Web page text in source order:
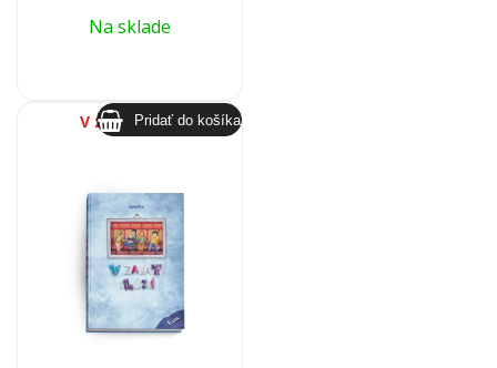
Na sklade
V zajatí ilúzií